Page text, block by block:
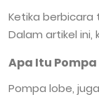
Ketika berbicara
Dalam artikel
Apa Itu Pompa
Pompa lobe,